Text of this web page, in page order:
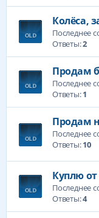
Колёса,
Последнее
Ответы:2
Продам
Последнее
Ответы:1
Продам
Последнее
Ответы:10
Куплю
Последнее
Ответы:4